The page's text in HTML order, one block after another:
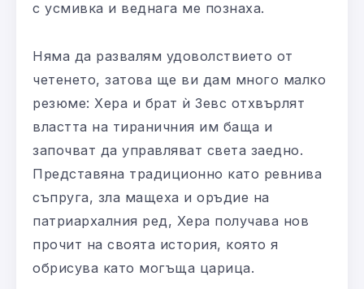
с усмивка и веднага ме познаха.
Няма да развалям удоволствието от
четенето, затова ще ви дам много малко
резюме: Хера и брат ѝ Зевс отхвърлят
властта на тираничния им баща и
започват да управляват света заедно.
Представяна традиционно като ревнива
съпруга, зла мащеха и оръдие на
патриархалния ред, Хера получава нов
прочит на своята история, която я
обрисува като могъща царица.